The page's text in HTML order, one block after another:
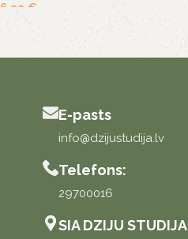
6,99€
E-pasts
info@dzijustudija.lv
Telefons:
29700016
SIA DZIJU STUDIJA